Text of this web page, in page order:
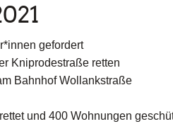
gefordert
Kniprodestraße retten
Bahnhof Wollankstraße
und 400 Wohnungen